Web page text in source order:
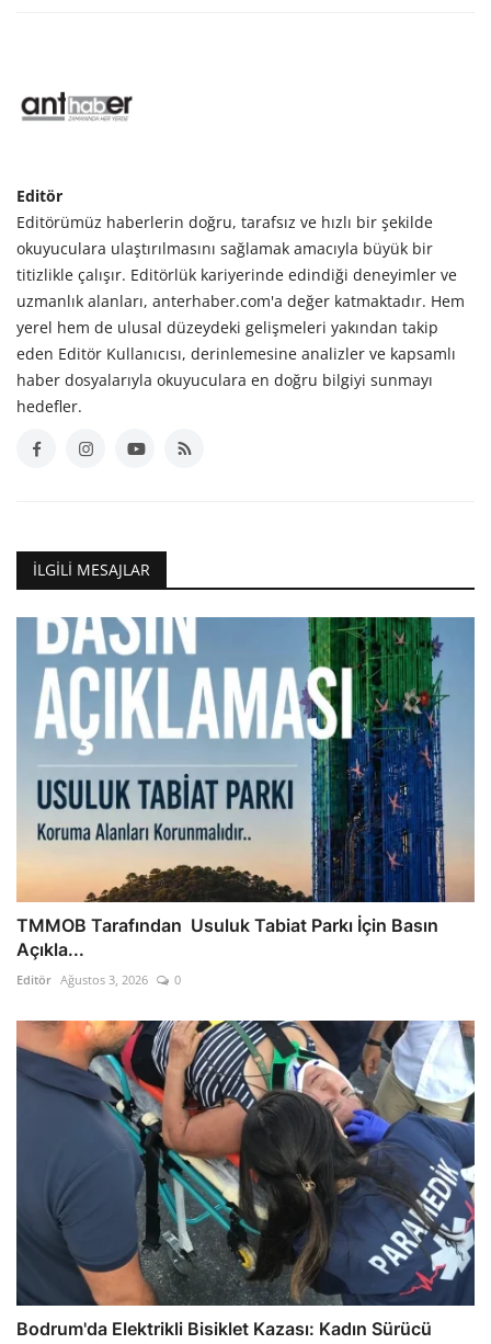
Editör
Editörümüz haberlerin doğru, tarafsız ve hızlı bir şekilde
okuyuculara ulaştırılmasını sağlamak amacıyla büyük bir
titizlikle çalışır. Editörlük kariyerinde edindiği deneyimler ve
uzmanlık alanları, anterhaber.com'a değer katmaktadır. Hem
yerel hem de ulusal düzeydeki gelişmeleri yakından takip
eden Editör Kullanıcısı, derinlemesine analizler ve kapsamlı
haber dosyalarıyla okuyuculara en doğru bilgiyi sunmayı
hedefler.
İLGILI MESAJLAR
TMMOB Tarafından Usuluk Tabiat Parkı İçin Basın
Açıkla...
Editör Ağustos 3, 2026 0
Bodrum'da Elektrikli Bisiklet Kazası: Kadın Sürücü